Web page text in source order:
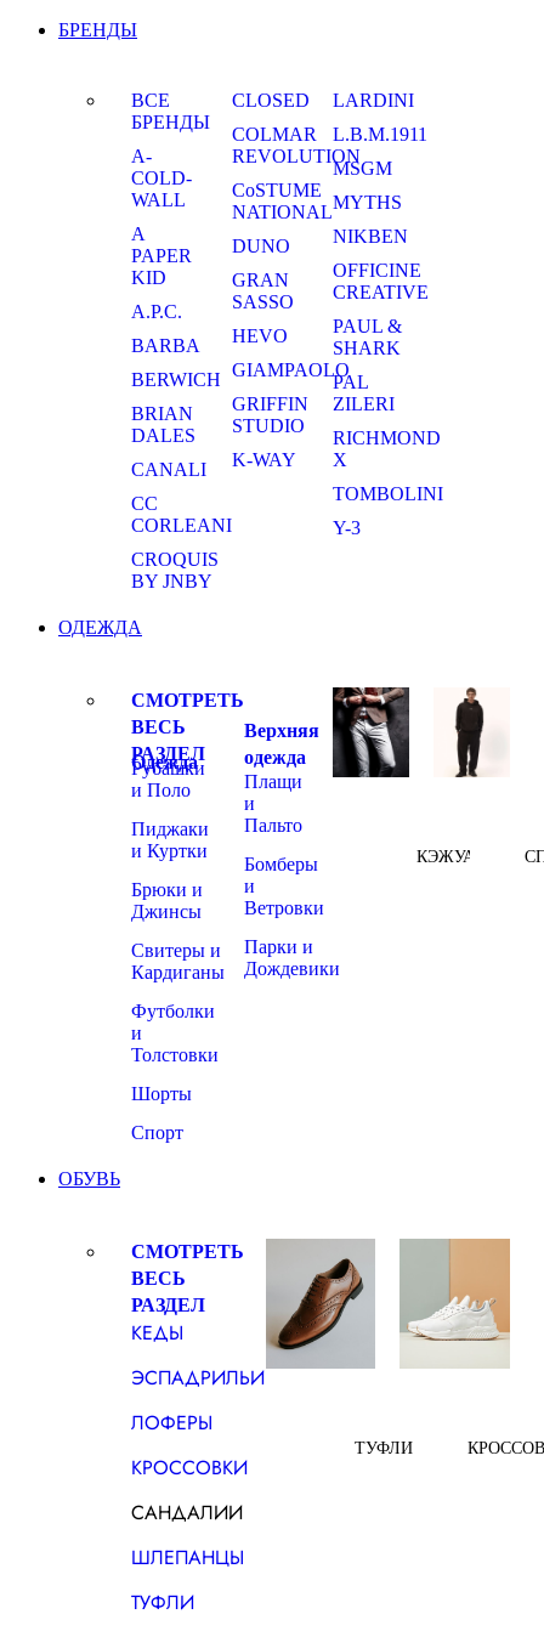
БРЕНДЫ
ВСЕ
БРЕНДЫ
A-
COLD-
WALL
A
PAPER
KID
A.P.C.
BARBA
BERWICH
BRIAN
DALES
CANALI
CC
CORLEANI
CROQUIS
BY JNBY
CLOSED
COLMAR
REVOLUTION
CoSTUME
NATIONAL
DUNO
GRAN
SASSO
HEVO
GIAMPAOLO
GRIFFIN
STUDIO
K-WAY
LARDINI
L.B.M.1911
MSGM
MYTHS
NIKBEN
OFFICINE
CREATIVE
PAUL &
SHARK
PAL
ZILERI
RICHMOND
X
TOMBOLINI
Y-3
ОДЕЖДА
СМОТРЕТЬ
ВЕСЬ
РАЗДЕЛ
Одежда
Рубашки
и Поло
Пиджаки
и Куртки
Брюки и
Джинсы
Свитеры и
Кардиганы
Футболки
и
Толстовки
Шорты
Спорт
Верхняя
одежда
Плащи
и
Пальто
Бомберы
и
Ветровки
Парки и
Дождевики
КЭЖУАЛ
ОБУВЬ
СМОТРЕТЬ
ВЕСЬ
РАЗДЕЛ
КЕДЫ
ЭСПАДРИЛЬИ
ЛОФЕРЫ
КРОССОВКИ
САНДАЛИИ
ШЛЕПАНЦЫ
ТУФЛИ
ТУФЛИ